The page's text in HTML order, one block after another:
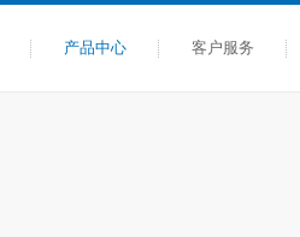
产品中心 客户服务